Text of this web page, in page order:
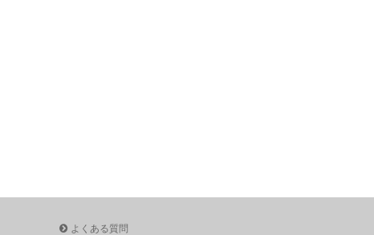
よくある質問